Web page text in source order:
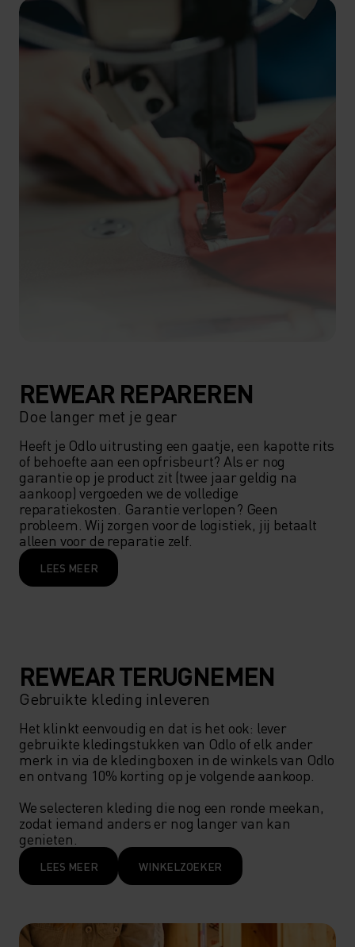
REWEAR REPAREREN
Doe langer met je gear
Heeft je Odlo uitrusting een gaatje, een kapotte rits
of behoefte aan een opfrisbeurt? Als er nog
garantie op je product zit (twee jaar geldig na
aankoop) vergoeden we de volledige
reparatiekosten. Garantie verlopen? Geen
probleem. Wij zorgen voor de logistiek, jij betaalt
alleen voor de reparatie zelf.
LEES MEER
REWEAR TERUGNEMEN
Gebruikte kleding inleveren
Het klinkt eenvoudig en dat is het ook: lever
gebruikte kledingstukken van Odlo of elk ander
merk in via de kledingboxen in de winkels van Odlo
en ontvang 10% korting op je volgende aankoop.
We selecteren kleding die nog een ronde meekan,
zodat iemand anders er nog langer van kan
genieten.
LEES MEER WINKELZOEKER